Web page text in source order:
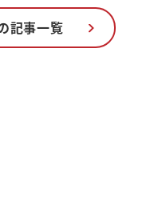
記事一覧